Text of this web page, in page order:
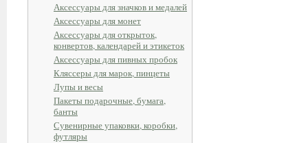
Аксессуары для значков и медалей
Аксессуары для монет
Аксессуары для открыток,
конвертов, календарей и этикеток
Аксессуары для пивных пробок
Кляссеры для марок, пинцеты
Лупы и весы
Пакеты подарочные, бумага,
банты
Сувенирные упаковки, коробки,
футляры